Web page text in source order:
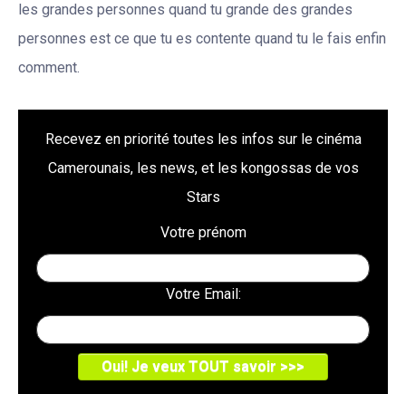
les grandes personnes quand tu grande des grandes
personnes est ce que tu es contente quand tu le fais enfin
comment.
Recevez en priorité toutes les infos sur le cinéma
Camerounais, les news, et les kongossas de vos
Stars
Votre prénom
Votre Email: